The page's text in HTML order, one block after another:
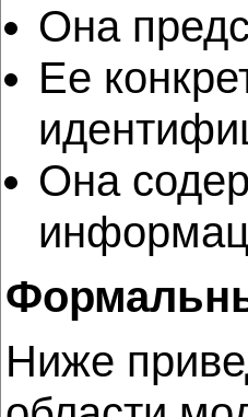
Она
Ее
Она
Ниже